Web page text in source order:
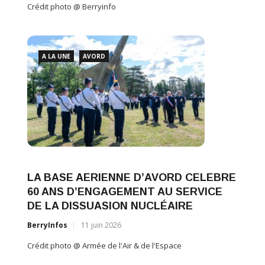
A LA UNE AVORD
Le capitaine Margot succède au
capitaine Pierre à la 4ème COGA
d’Avord.